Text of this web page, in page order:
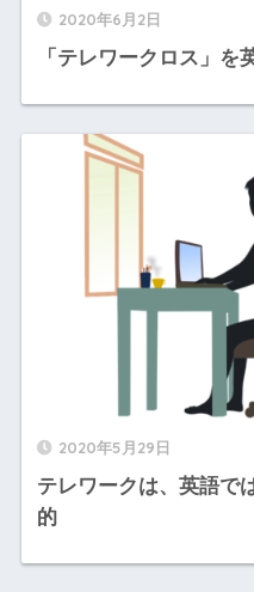
2020年6月2日
「テレワークロス」を
2020年5月29日
テレワークは、英語で
的